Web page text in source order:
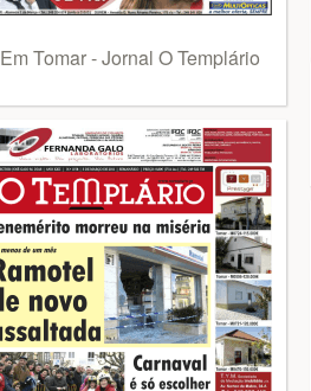
Em Tomar - Jornal O Templário